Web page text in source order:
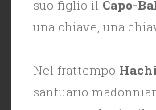
suo figlio il Capo-
una chiave, una
Nel frattempo
santuario